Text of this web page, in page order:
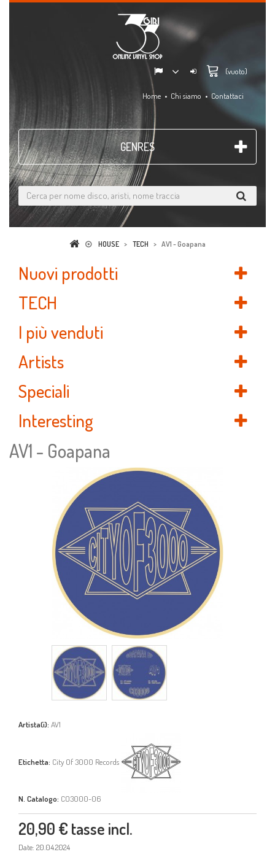
(vuoto)
Home Chi siamo Contattaci
GENRES
HOUSE > TECH > AV1 - Goapana
Nuovi prodotti
TECH
I più venduti
Artists
Speciali
Interesting
AV1 - Goapana
Artista(i): AV1
Etichetta: City Of 3000 Records
N. Catalogo: CO3000-06
20,90 € tasse incl.
Date: 20.04.2024